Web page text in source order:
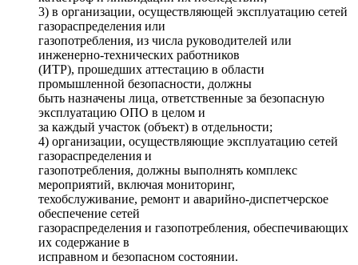
3) в организации, осуществляющей эксплуатацию сетей
газораспределения или
газопотребления, из числа руководителей или
инженерно-технических работников
(ИТР), прошедших аттестацию в области
промышленной безопасности, должны
быть назначены лица, ответственные за безопасную
эксплуатацию ОПО в целом и
за каждый участок (объект) в отдельности;
4) организации, осуществляющие эксплуатацию сетей
газораспределения и
газопотребления, должны выполнять комплекс
мероприятий, включая мониторинг,
техобслуживание, ремонт и аварийно-диспетчерское
обеспечение сетей
газораспределения и газопотребления, обеспечивающих
их содержание в
исправном и безопасном состоянии.